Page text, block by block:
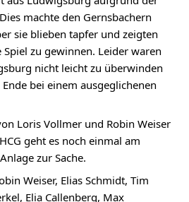
machte den Gernsbachern
sie blieben tapfer und zeigten
Spiel zu gewinnen. Leider waren
nicht leicht zu überwinden
bei einem ausgeglichenen
Loris Vollmer und Robin Weiser
geht es noch einmal am
zur Sache.
Weiser, Elias Schmidt, Tim
Elia Callenberg, Max